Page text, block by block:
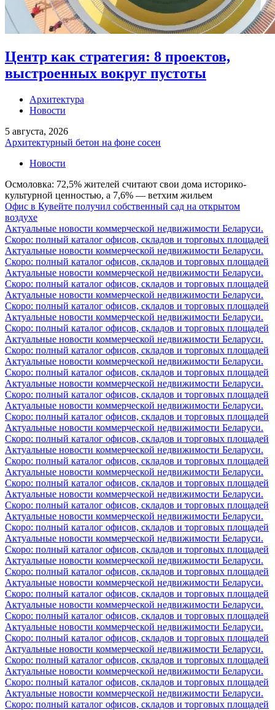
Центр как стратегия: 8 проектов,
выстроенных вокруг пустоты
Архитектура
Новости
5 августа, 2026
Архитектурный бетон на фоне сосен
Новости
Осмоловка: 72,5% жителей считают свои дома историко-
культурной ценностью, а 7,6% — ветхим жильем
Офис в Кувейте получил собственный сад на открытом
воздухе
Актуальные новости коммерческой недвижимости Беларуси.
Скоро: полный каталог офисов, складов и торговых площадей
Актуальные новости коммерческой недвижимости Беларуси.
Скоро: полный каталог офисов, складов и торговых площадей
Актуальные новости коммерческой недвижимости Беларуси.
Скоро: полный каталог офисов, складов и торговых площадей
Актуальные новости коммерческой недвижимости Беларуси.
Скоро: полный каталог офисов, складов и торговых площадей
Актуальные новости коммерческой недвижимости Беларуси.
Скоро: полный каталог офисов, складов и торговых площадей
Актуальные новости коммерческой недвижимости Беларуси.
Скоро: полный каталог офисов, складов и торговых площадей
Актуальные новости коммерческой недвижимости Беларуси.
Скоро: полный каталог офисов, складов и торговых площадей
Актуальные новости коммерческой недвижимости Беларуси.
Скоро: полный каталог офисов, складов и торговых площадей
Актуальные новости коммерческой недвижимости Беларуси.
Скоро: полный каталог офисов, складов и торговых площадей
Актуальные новости коммерческой недвижимости Беларуси.
Скоро: полный каталог офисов, складов и торговых площадей
Актуальные новости коммерческой недвижимости Беларуси.
Скоро: полный каталог офисов, складов и торговых площадей
Актуальные новости коммерческой недвижимости Беларуси.
Скоро: полный каталог офисов, складов и торговых площадей
Актуальные новости коммерческой недвижимости Беларуси.
Скоро: полный каталог офисов, складов и торговых площадей
Актуальные новости коммерческой недвижимости Беларуси.
Скоро: полный каталог офисов, складов и торговых площадей
Актуальные новости коммерческой недвижимости Беларуси.
Скоро: полный каталог офисов, складов и торговых площадей
Актуальные новости коммерческой недвижимости Беларуси.
Скоро: полный каталог офисов, складов и торговых площадей
Актуальные новости коммерческой недвижимости Беларуси.
Скоро: полный каталог офисов, складов и торговых площадей
Актуальные новости коммерческой недвижимости Беларуси.
Скоро: полный каталог офисов, складов и торговых площадей
Актуальные новости коммерческой недвижимости Беларуси.
Скоро: полный каталог офисов, складов и торговых площадей
Актуальные новости коммерческой недвижимости Беларуси.
Скоро: полный каталог офисов, складов и торговых площадей
Актуальные новости коммерческой недвижимости Беларуси.
Скоро: полный каталог офисов, складов и торговых площадей
Актуальные новости коммерческой недвижимости Беларуси.
Скоро: полный каталог офисов, складов и торговых площадей